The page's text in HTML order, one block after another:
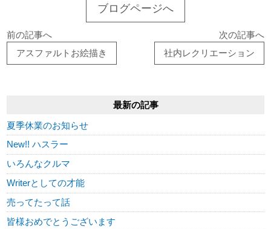
ブログページへ
前の記事へ
アスファルトお絵描き
次の記事へ
社内レクリエーション
最新の記事
夏季休業のお知らせ
New!! ハスラー
いろんなクルマ
Writerとしての才能
売ってたって話
皆様おめでとうございます